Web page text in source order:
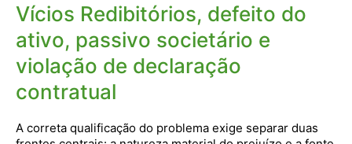
Vícios Redibitórios, defeito do
ativo, passivo societário e
violação de declaração
contratual
A correta qualificação do problema exige separar duas